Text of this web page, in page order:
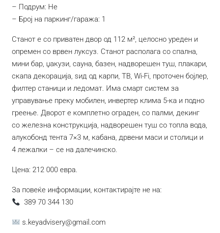
– Подрум: Не
– Број на паркинг/гаража: 1
Станот е со приватен двор од 112 м², целосно уреден и
опремен со врвен луксуз. Станот располага со спална,
мини бар, џакузи, сауна, базен, надворешен туш, плакари,
скапа декорација, ѕид од карпи, ТВ, Wi-Fi, проточен бојлер,
филтер станици и ледомат. Има смарт систем за
управување преку мобилен, инвертер клима 5-ка и подно
греење. Дворот е комплетно ограден, со палми, декинг
со железна конструкција, надворешен туш со топла вода,
алукобонд тента 7×3 м, кабана, дрвени маси и столици и
4 лежалки – се на далечинско.
Цена: 212 000 евра.
За повеќе информации, контактирајте не на:
389 70 344 130
s.keyadvisery@gmail.com